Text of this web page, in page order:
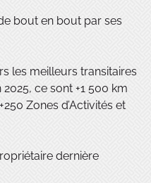
bout en bout par ses
les meilleurs transitaires
ce sont +1 500 km
Zones d’Activités et
dernière